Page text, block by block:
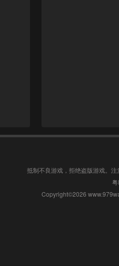
抵制不良游戏，拒绝盗版游戏。
Copyright©2026